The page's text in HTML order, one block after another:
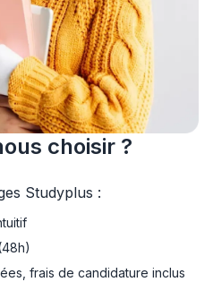
choisir ?
Studyplus :
frais de candidature inclus